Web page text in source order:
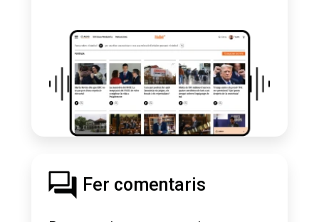
Fer comentaris